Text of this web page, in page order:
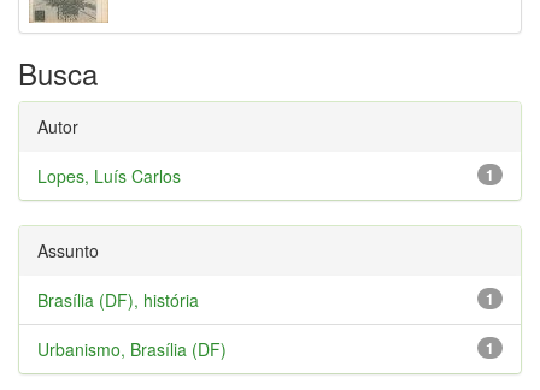
Busca
Autor
1
Lopes, Luís Carlos
Assunto
1
Brasília (DF), história
1
Urbanismo, Brasília (DF)